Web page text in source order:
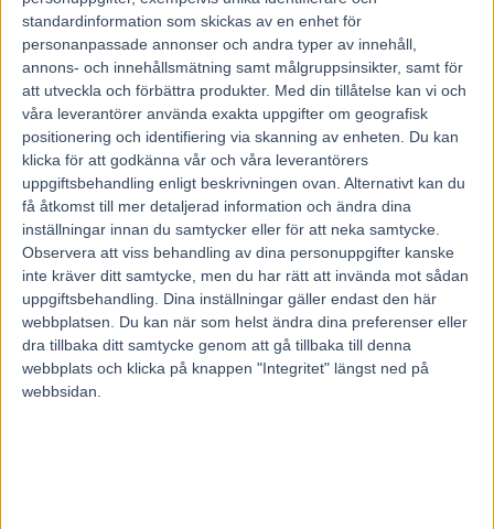
standardinformation som skickas av en enhet för
personanpassade annonser och andra typer av innehåll,
annons- och innehållsmätning samt målgruppsinsikter, samt för
att utveckla och förbättra produkter. Med din tillåtelse kan vi och
våra leverantörer använda exakta uppgifter om geografisk
positionering och identifiering via skanning av enheten. Du kan
klicka för att godkänna vår och våra leverantörers
uppgiftsbehandling enligt beskrivningen ovan. Alternativt kan du
få åtkomst till mer detaljerad information och ändra dina
inställningar innan du samtycker eller för att neka samtycke.
Observera att viss behandling av dina personuppgifter kanske
inte kräver ditt samtycke, men du har rätt att invända mot sådan
uppgiftsbehandling. Dina inställningar gäller endast den här
webbplatsen. Du kan när som helst ändra dina preferenser eller
dra tillbaka ditt samtycke genom att gå tillbaka till denna
webbplats och klicka på knappen "Integritet" längst ned på
webbsidan.
Under fredagskvällen kom Daniel Redén med positiva
nyheter. Det var på sin Twitter han la upp ett kort filmklipp
när han var ute och gick med sin nyopererade favrotihäst.
”Inte ens jag förstår var får hon sin kraft ifrån… nu känns
det som vi är ute och promenerar inför en tilltänkt start
imorgon”, skriver tränaren Daniel Redén påTwitter.
Trav365 har sökt Daniel Redén för en kommentar.
Läs mer om trav hos Trav 365 på Aftonbladet